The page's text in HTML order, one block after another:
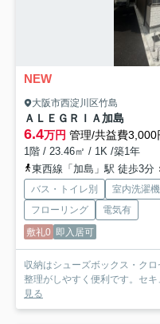
NEW
大阪市西淀川区竹島
ＡＬＥＧＲＩＡ加島
6.4万円 管理/共益費3,000
1階 / 23.46㎡ / 1K /築1年
東西線「加島」駅 徒歩3分
バス・トイレ別 室内洗濯
フローリング
電気有
敷礼0 即入居可
収納はシューズボックス・ク
整理がしやすく便利です。セ
見る